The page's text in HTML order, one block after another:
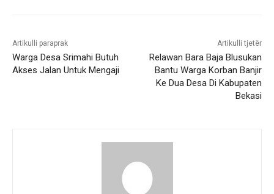
Artikulli paraprak
Warga Desa Srimahi Butuh
Akses Jalan Untuk Mengaji
Artikulli tjetër
Relawan Bara Baja Blusukan
Bantu Warga Korban Banjir
Ke Dua Desa Di Kabupaten
Bekasi